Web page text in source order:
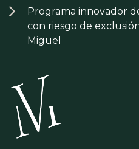
Programa innovador
con riesgo de
Miguel